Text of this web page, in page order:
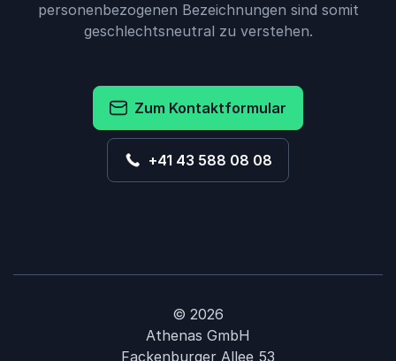
personenbezogenen Bezeichnungen sind somit
geschlechtsneutral zu verstehen.
Zum Kontaktformular
+41 43 588 08 08
© 2026
Athenas GmbH
Fackenburger Allee 53